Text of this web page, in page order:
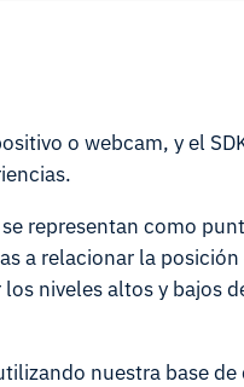
o webcam, y el
representan como
a relacionar la
niveles altos y bajos
nuestra base